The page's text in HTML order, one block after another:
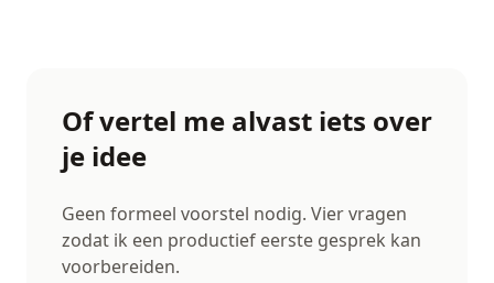
Of vertel me alvast iets over
je idee
Geen formeel voorstel nodig. Vier vragen
zodat ik een productief eerste gesprek kan
voorbereiden.